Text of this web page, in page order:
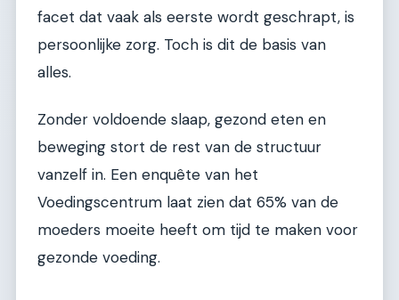
facet dat vaak als eerste wordt geschrapt, is
persoonlijke zorg. Toch is dit de basis van
alles.
Zonder voldoende slaap, gezond eten en
beweging stort de rest van de structuur
vanzelf in. Een enquête van het
Voedingscentrum laat zien dat 65% van de
moeders moeite heeft om tijd te maken voor
gezonde voeding.